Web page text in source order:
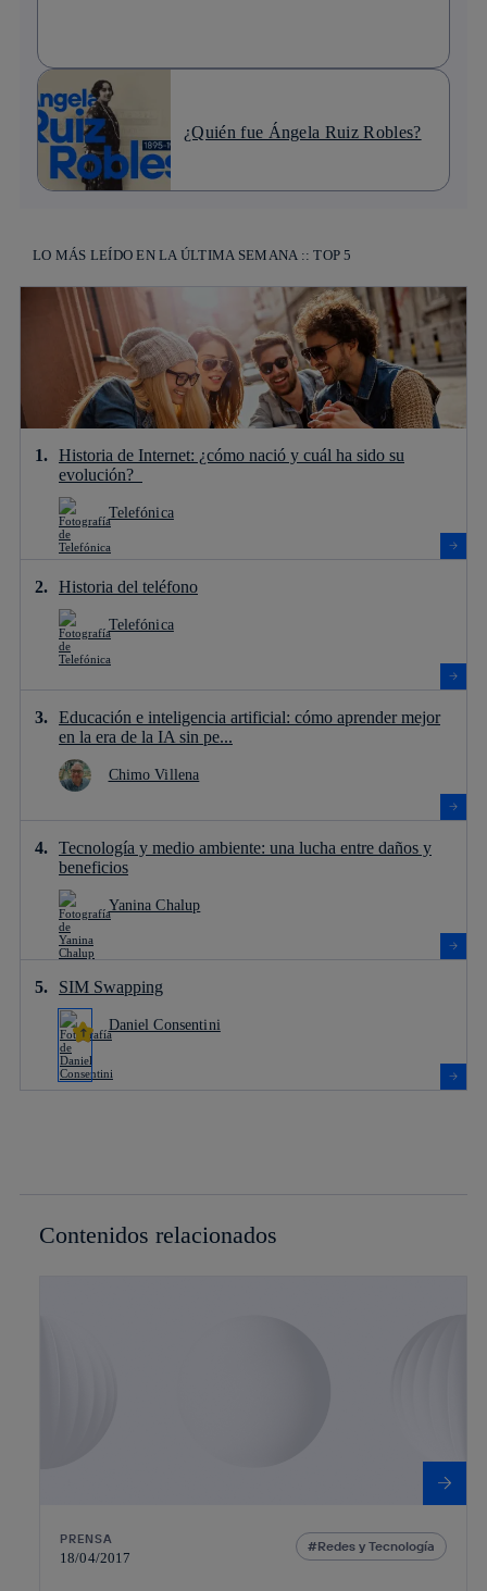
¿Quién fue Ángela Ruiz Robles?
LO MÁS LEÍDO EN LA ÚLTIMA SEMANA :: TOP 5
Historia de Internet: ¿cómo nació y cuál ha sido su
evolución?
Telefónica
Historia del teléfono
Telefónica
Educación e inteligencia artificial: cómo aprender mejor
en la era de la IA sin pe...
Chimo Villena
Tecnología y medio ambiente: una lucha entre daños y
beneficios
Yanina Chalup
SIM Swapping
Daniel Consentini
Contenidos relacionados
PRENSA
18/04/2017
Redes y Tecnología